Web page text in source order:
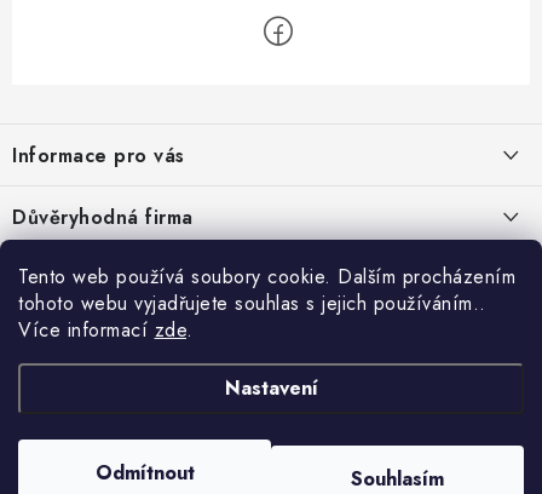
Tento web používá soubory cookie. Dalším procházením
tohoto webu vyjadřujete souhlas s jejich používáním..
Více informací zde.
Nastavení
Odmítnout Souhlasím
p
a
t
Informace pro vás
Velkoobchod
O nás
Kontakty
Náhradní plnění
Důvěryhodná firma
Ověřeno zákazníky
Copyright 2026GRAND - PRACOVNÍ ODĚVY s.r.o. . Všechna práva vyhrazena.